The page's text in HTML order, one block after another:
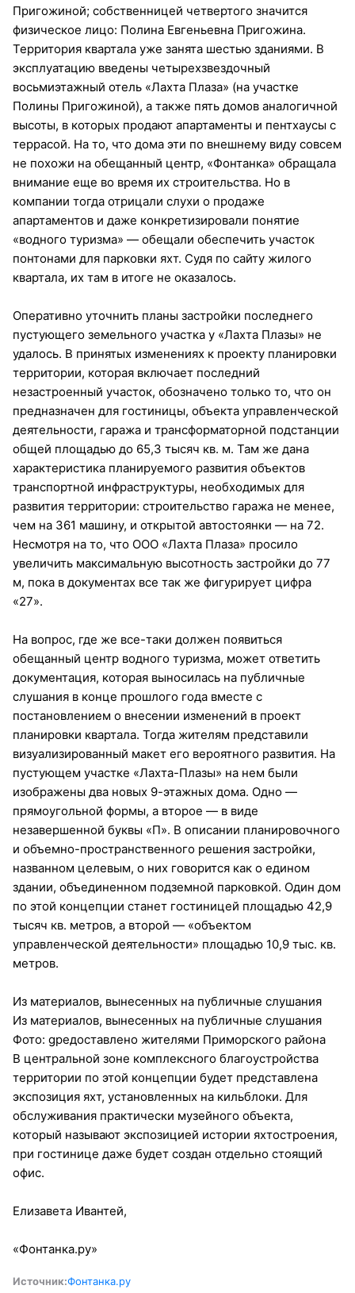
Пригожиной; собственницей четвертого значится
физическое лицо: Полина Евгеньевна Пригожина.
Территория квартала уже занята шестью зданиями. В
эксплуатацию введены четырехзвездочный
восьмиэтажный отель «Лахта Плаза» (на участке
Полины Пригожиной), а также пять домов аналогичной
высоты, в которых продают апартаменты и пентхаусы с
террасой. На то, что дома эти по внешнему виду совсем
не похожи на обещанный центр, «Фонтанка» обращала
внимание еще во время их строительства. Но в
компании тогда отрицали слухи о продаже
апартаментов и даже конкретизировали понятие
«водного туризма» — обещали обеспечить участок
понтонами для парковки яхт. Судя по сайту жилого
квартала, их там в итоге не оказалось.
Оперативно уточнить планы застройки последнего
пустующего земельного участка у «Лахта Плазы» не
удалось. В принятых изменениях к проекту планировки
территории, которая включает последний
незастроенный участок, обозначено только то, что он
предназначен для гостиницы, объекта управленческой
деятельности, гаража и трансформаторной подстанции
общей площадью до 65,3 тысяч кв. м. Там же дана
характеристика планируемого развития объектов
транспортной инфраструктуры, необходимых для
развития территории: строительство гаража не менее,
чем на 361 машину, и открытой автостоянки — на 72.
Несмотря на то, что ООО «Лахта Плаза» просило
увеличить максимальную высотность застройки до 77
м, пока в документах все так же фигурирует цифра
«27».
На вопрос, где же все-таки должен появиться
обещанный центр водного туризма, может ответить
документация, которая выносилась на публичные
слушания в конце прошлого года вместе с
постановлением о внесении изменений в проект
планировки квартала. Тогда жителям представили
визуализированный макет его вероятного развития. На
пустующем участке «Лахта-Плазы» на нем были
изображены два новых 9-этажных дома. Одно —
прямоугольной формы, а второе — в виде
незавершенной буквы «П». В описании планировочного
и объемно-пространственного решения застройки,
названном целевым, о них говорится как о едином
здании, объединенном подземной парковкой. Один дом
по этой концепции станет гостиницей площадью 42,9
тысяч кв. метров, а второй — «объектом
управленческой деятельности» площадью 10,9 тыс. кв.
метров.
Из материалов, вынесенных на публичные слушания
Из материалов, вынесенных на публичные слушания
Фото: gредоставлено жителями Приморского района
В центральной зоне комплексного благоустройства
территории по этой концепции будет представлена
экспозиция яхт, установленных на кильблоки. Для
обслуживания практически музейного объекта,
который называют экспозицией истории яхтостроения,
при гостинице даже будет создан отдельно стоящий
офис.
Елизавета Ивантей,
«Фонтанка.ру»
Источник:Фонтанка.ру